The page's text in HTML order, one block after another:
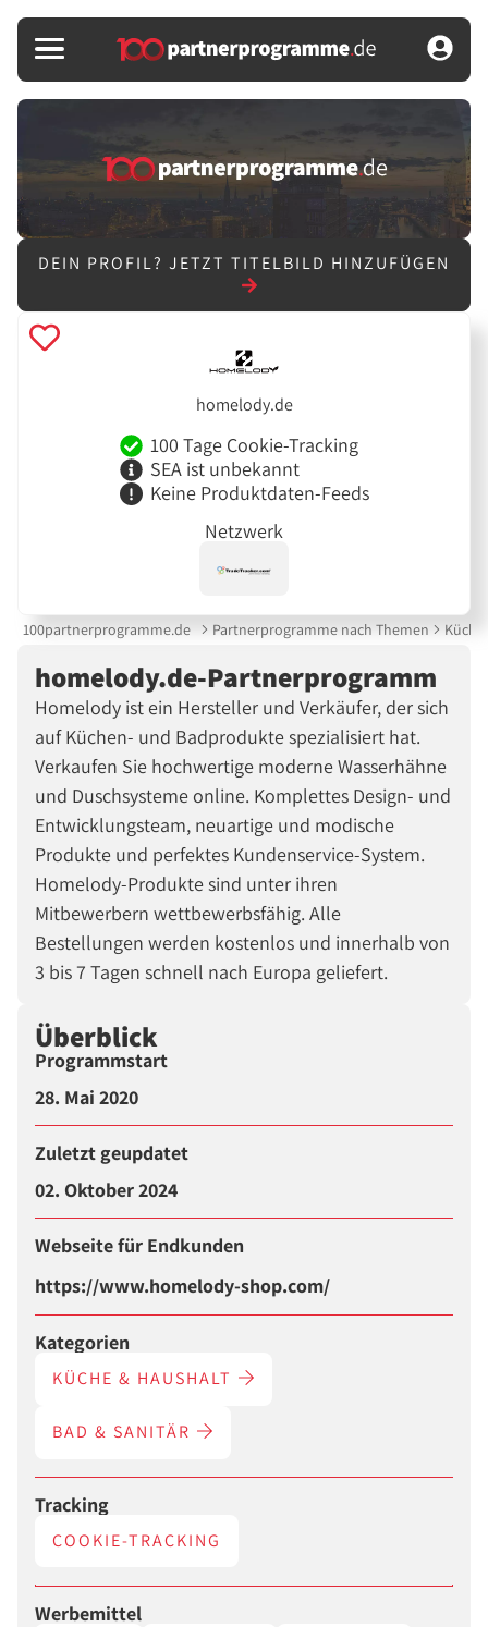
DEIN PROFIL? JETZT TITELBILD HINZUFÜGEN
homelody.de
100 Tage Cookie-Tracking
SEA ist unbekannt
Keine Produktdaten-Feeds
Netzwerk
100partnerprogramme.de Partnerprogramme nach Themen
homelody.de-Partnerprogramm
Homelody ist ein Hersteller und Verkäufer, der sich
auf Küchen- und Badprodukte spezialisiert hat.
Verkaufen Sie hochwertige moderne Wasserhähne
und Duschsysteme online. Komplettes Design- und
Entwicklungsteam, neuartige und modische
Produkte und perfektes Kundenservice-System.
Homelody-Produkte sind unter ihren
Mitbewerbern wettbewerbsfähig. Alle
Bestellungen werden kostenlos und innerhalb von
3 bis 7 Tagen schnell nach Europa geliefert.
Überblick
Programmstart
28. Mai 2020
Zuletzt geupdatet
02. Oktober 2024
Webseite für Endkunden
https://www.homelody-shop.com/
Kategorien
KÜCHE & HAUSHALT
BAD & SANITÄR
Tracking
COOKIE-TRACKING
Werbemittel